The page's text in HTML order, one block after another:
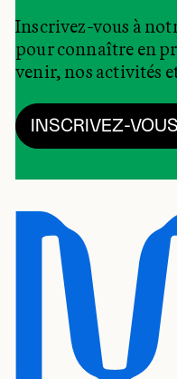
Inscrivez-vous à
pour connaître en
venir, nos activités
INSCRIVEZ-VOUS